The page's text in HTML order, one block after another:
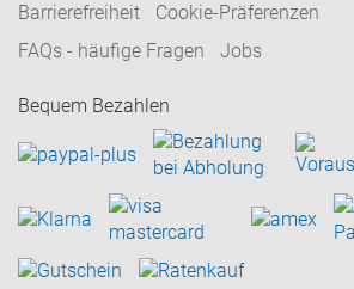
Barrierefreiheit
Cookie-Präferenzen
FAQs - häufige Fragen
Jobs
Bequem Bezahlen